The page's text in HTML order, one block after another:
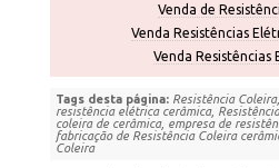
Venda de
Venda Resistências
Venda Resistências
Tags desta página: Resistência
resistência elétrica cerâmica,
coleira de cerâmica, empresa de
fabricação de Resistência Coleira
Coleira